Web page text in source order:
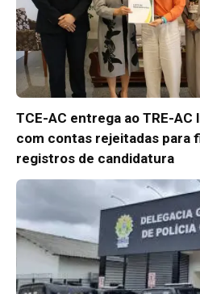
TCE-AC entrega ao TRE-
com contas rejeitadas para
registros de candidatura